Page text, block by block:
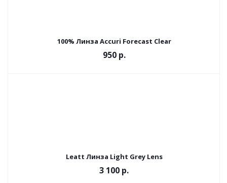
100% Линза Accuri Forecast Clear
950р.
Leatt Линза Light Grey Lens
3 100 р.